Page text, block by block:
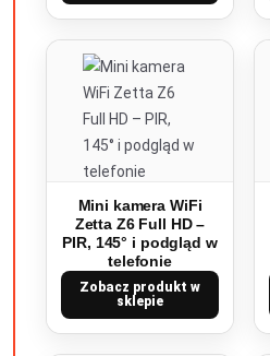
Mini kamera WiFi
Zetta Z6 Full HD –
PIR, 145° i podgląd w
telefonie
Zobacz produkt w
sklepie